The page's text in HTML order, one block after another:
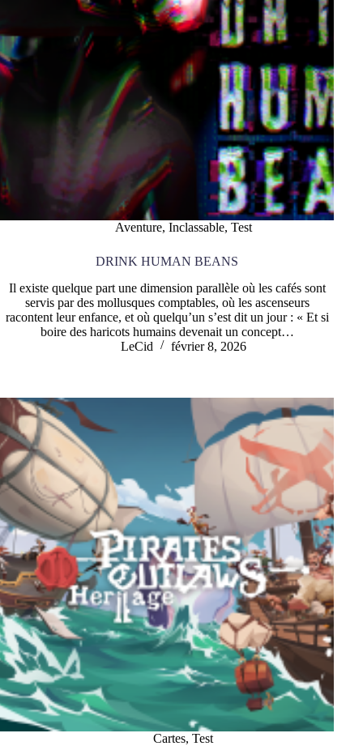
Aventure, Inclassable, Test
DRINK HUMAN BEANS
Il existe quelque part une dimension parallèle où les cafés sont
servis par des mollusques comptables, où les ascenseurs
racontent leur enfance, et où quelqu’un s’est dit un jour : « Et si
boire des haricots humains devenait un concept…
LeCid
février 8, 2026
Cartes,Test